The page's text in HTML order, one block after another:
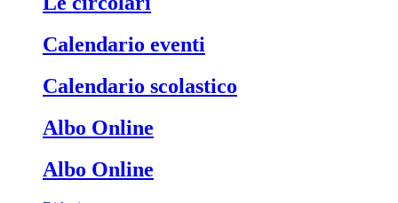
Calendario eventi
Calendario scolastico
Albo Online
Albo Online